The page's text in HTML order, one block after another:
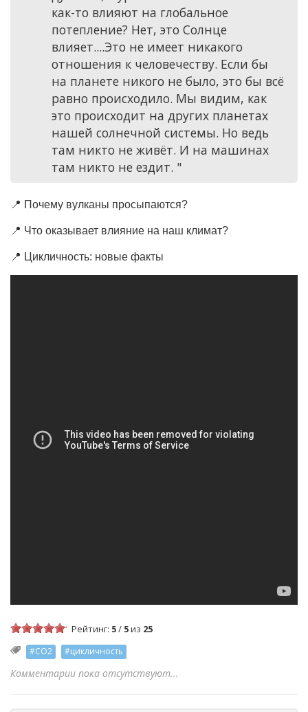
как-то влияют на глобальное
потепление? Нет, это Солнце
влияет....Это не имеет никакого
отношения к человечеству. Если бы
на планете никого не было, это бы всё
равно происходило. Мы видим, как
это происходит на других планетах
нашей солнечной системы. Но ведь
там никто не живёт. И на машинах
там никто не ездит. "
📍 Почему вулканы просыпаются?
📍 Что оказывает влияние на наш климат?
📍 Цикличность: новые факты
Рейтинг: 5/ 5из 25
#CO2 #цикличность
Комментарии пока отсутствуют...